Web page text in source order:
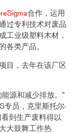
合作，运用
过专利技术对废品
工业级塑料木材，
各类产品。
目，去年在该厂区
源和减少排放。”
员，克里斯托尔·
到生产废料得以
大鼓舞工作热